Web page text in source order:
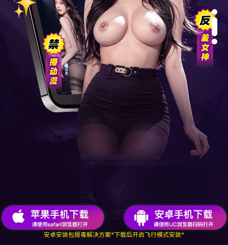
安卓安装包报毒解决方案*下载后开启飞行模式安装*